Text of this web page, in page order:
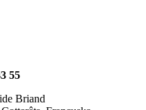
55
Briand